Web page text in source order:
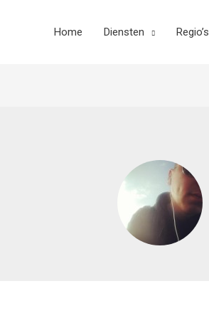
Home Diensten Regio’s